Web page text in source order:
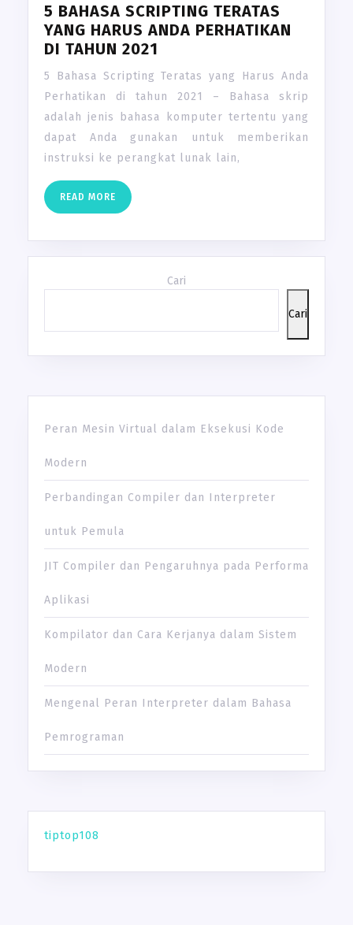
5 BAHASA SCRIPTING TERATAS
YANG HARUS ANDA PERHATIKAN
DI TAHUN 2021
5 Bahasa Scripting Teratas yang Harus Anda
Perhatikan di tahun 2021 – Bahasa skrip
adalah jenis bahasa komputer tertentu yang
dapat Anda gunakan untuk memberikan
instruksi ke perangkat lunak lain,
READ MORE READ
MORE
Cari
Cari
Peran Mesin Virtual dalam Eksekusi Kode
Modern
Perbandingan Compiler dan Interpreter
untuk Pemula
JIT Compiler dan Pengaruhnya pada Performa
Aplikasi
Kompilator dan Cara Kerjanya dalam Sistem
Modern
Mengenal Peran Interpreter dalam Bahasa
Pemrograman
tiptop108